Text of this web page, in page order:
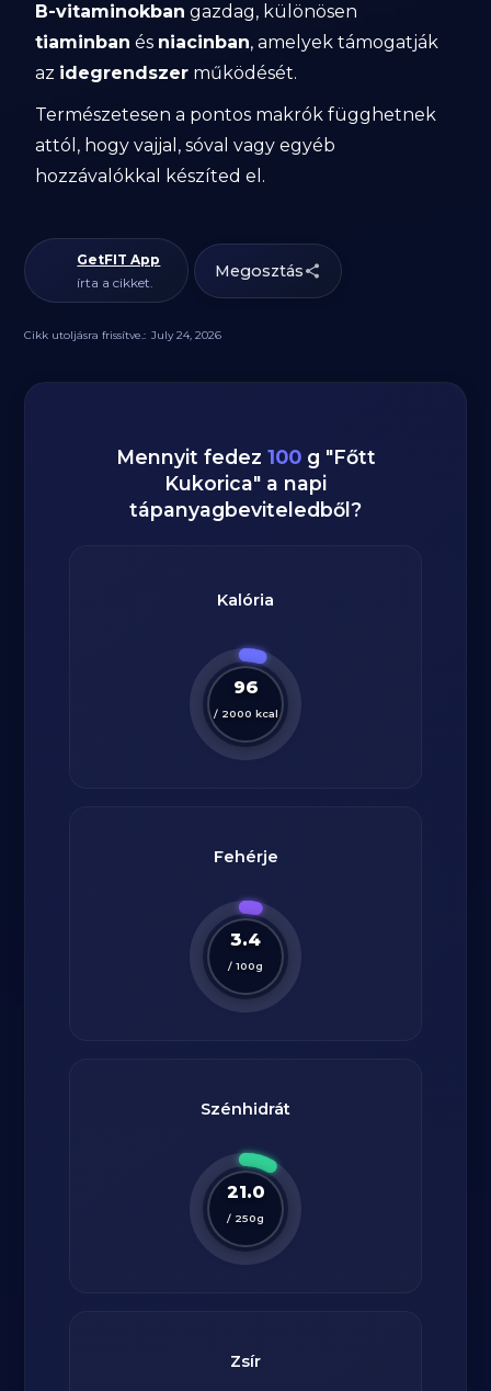
B-vitaminokban gazdag, különösen
tiaminban és niacinban, amelyek támogatják
az idegrendszer működését.
Természetesen a pontos makrók függhetnek
attól, hogy vajjal, sóval vagy egyéb
hozzávalókkal készíted el.
GetFIT App
írta a cikket.
Megosztás
Cikk utoljásra frissítve.: July 24, 2026
Mennyit fedez 100 g "Főtt
Kukorica" a napi
tápanyagbeviteledből?
Kalória
96
/ 2000 kcal
Fehérje
3.4
/ 100g
Szénhidrát
21.0
/ 250g
Zsír